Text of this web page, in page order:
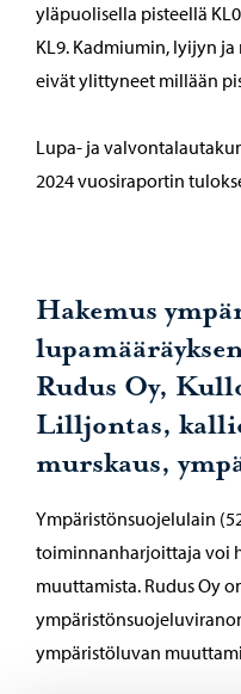
yläpuolisella pisteellä
KL9. Kadmiumin, lyijyn
eivät ylittyneet millään
Lupa- ja
2024 vuosiraportin
Hakemus
Rudus Oy,
Lilljontas,
murskaus,
Ympäristönsuojelulain
toiminnanharjoittaja voi
muuttamista. Rudus Oy
ympäristöluvan